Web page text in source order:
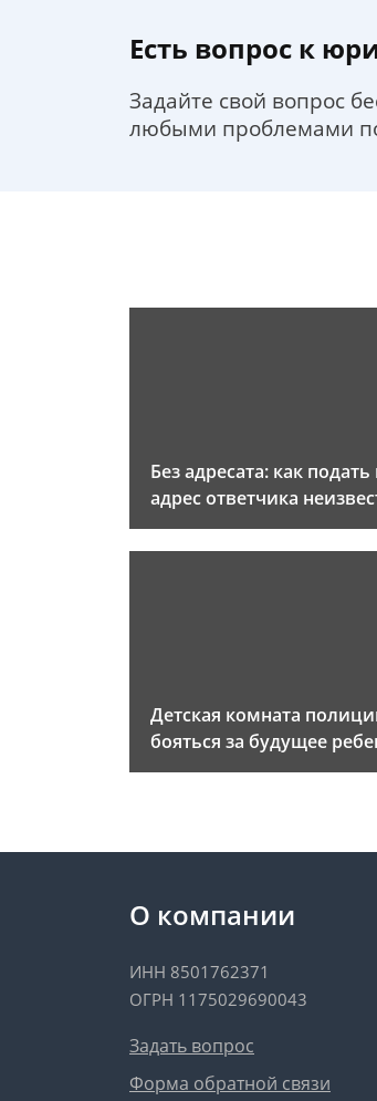
Есть вопрос к
Задайте свой вопрос
любыми проблемами
Без адресата: как подать
адрес ответчика
Детская комната
бояться за будущее
О компании
ИНН 8501762371
ОГРН 1175029690043
Задать вопрос
Форма обратной связи